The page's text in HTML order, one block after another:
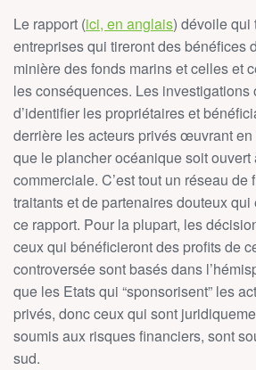
Le rapport (ici, en anglais) dévoile qui
entreprises qui tireront des bénéfices
minière des fonds marins et celles et
les conséquences. Les investigations
d’identifier les propriétaires et
derrière les acteurs privés œuvrant
que le plancher océanique soit ouvert
commerciale. C’est tout un réseau de
traitants et de partenaires douteux
ce rapport. Pour la plupart, les
ceux qui bénéficieront des profits de
controversée sont basés dans
que les Etats qui “sponsorisent” les
privés, donc ceux qui sont
soumis aux risques financiers, sont
sud.